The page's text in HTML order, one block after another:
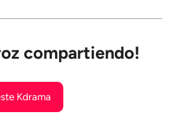
compartiendo!
Kdrama